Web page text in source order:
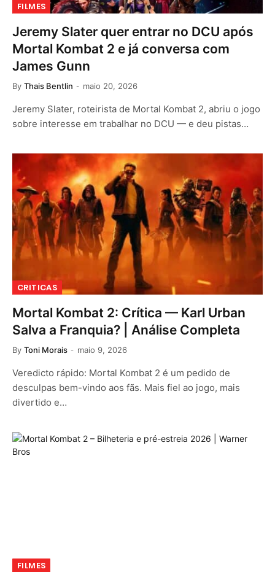
FILMES
Jeremy Slater quer entrar no DCU após
Mortal Kombat 2 e já conversa com
James Gunn
By Thais Bentlin maio 20, 2026
Jeremy Slater, roteirista de Mortal Kombat 2, abriu o jogo
sobre interesse em trabalhar no DCU — e deu pistas…
CRITICAS
Mortal Kombat 2: Crítica — Karl Urban
Salva a Franquia? | Análise Completa
By Toni Morais maio 9, 2026
Veredicto rápido: Mortal Kombat 2 é um pedido de
desculpas bem-vindo aos fãs. Mais fiel ao jogo, mais
divertido e…
FILMES